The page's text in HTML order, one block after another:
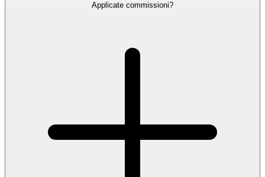
Applicate commissioni?